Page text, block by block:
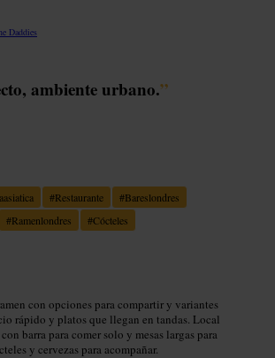
Daddies
ambiente urbano.”
#Restaurante #Bareslondres
#Ramenlondres #Cócteles
con opciones para compartir y variantes
rápido y platos que llegan en tandas. Local
barra para comer solo y mesas largas para
y cervezas para acompañar.